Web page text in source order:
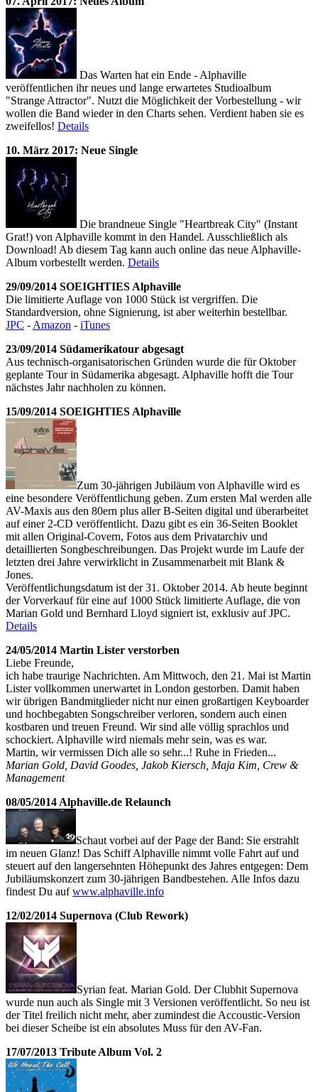
Das Warten hat ein Ende - Alphaville
veröffentlichen ihr neues und lange erwartetes Studioalbum
"Strange Attractor". Nutzt die Möglichkeit der Vorbestellung - wir
wollen die Band wieder in den Charts sehen. Verdient haben sie es
zweifellos! Details
10. März 2017: Neue Single
Die brandneue Single "Heartbreak City" (Instant
Grat!) von Alphaville kommt in den Handel. Ausschließlich als
Download! Ab diesem Tag kann auch online das neue Alphaville-
Album vorbestellt werden. Details
29/09/2014 SOEIGHTIES Alphaville
Die limitierte Auflage von 1000 Stück ist vergriffen. Die
Standardversion, ohne Signierung, ist aber weiterhin bestellbar.
JPC - Amazon - iTunes
23/09/2014 Südamerikatour abgesagt
Aus technisch-organisatorischen Gründen wurde die für Oktober
geplante Tour in Südamerika abgesagt. Alphaville hofft die Tour
nächstes Jahr nachholen zu können.
15/09/2014 SOEIGHTIES Alphaville
Zum 30-jährigen Jubiläum von Alphaville wird es
eine besondere Veröffentlichung geben. Zum ersten Mal werden alle
AV-Maxis aus den 80ern plus aller B-Seiten digital und überarbeitet
auf einer 2-CD veröffentlicht. Dazu gibt es ein 36-Seiten Booklet
mit allen Original-Covern, Fotos aus dem Privatarchiv und
detaillierten Songbeschreibungen. Das Projekt wurde im Laufe der
letzten drei Jahre verwirklicht in Zusammenarbeit mit Blank &
Jones.
Veröffentlichungsdatum ist der 31. Oktober 2014. Ab heute beginnt
der Vorverkauf für eine auf 1000 Stück limitierte Auflage, die von
Marian Gold und Bernhard Lloyd signiert ist, exklusiv auf JPC.
Details
24/05/2014 Martin Lister verstorben
Liebe Freunde,
ich habe traurige Nachrichten. Am Mittwoch, den 21. Mai ist Martin
Lister vollkommen unerwartet in London gestorben. Damit haben
wir übrigen Bandmitglieder nicht nur einen großartigen Keyboarder
und hochbegabten Songschreiber verloren, sondern auch einen
kostbaren und treuen Freund. Wir sind alle völlig sprachlos und
schockiert. Alphaville wird niemals mehr sein, was es war.
Martin, wir vermissen Dich alle so sehr...! Ruhe in Frieden...
Marian Gold, David Goodes, Jakob Kiersch, Maja Kim, Crew &
Management
08/05/2014 Alphaville.de Relaunch
Schaut vorbei auf der Page der Band: Sie erstrahlt
im neuen Glanz! Das Schiff Alphaville nimmt volle Fahrt auf und
steuert auf den langersehnten Höhepunkt des Jahres entgegen: Dem
Jubiläumskonzert zum 30-jährigen Bandbestehen. Alle Infos dazu
findest Du aufwww.alphaville.info
12/02/2014 Supernova (Club Rework)
Syrian feat. Marian Gold. Der Clubhit Supernova
wurde nun auch als Single mit 3 Versionen veröffentlicht. So neu ist
der Titel freilich nicht mehr, aber zumindest die Accoustic-Version
bei dieser Scheibe ist ein absolutes Muss für den AV-Fan.
17/07/2013 Tribute Album Vol. 2